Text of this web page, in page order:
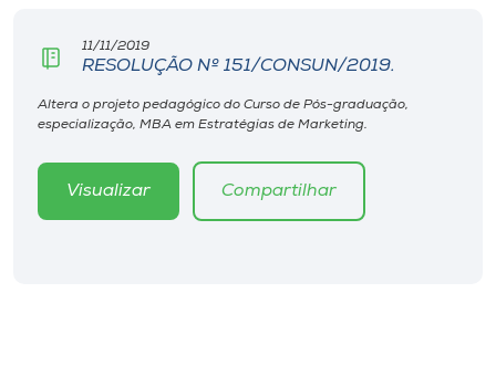
Rádio
11/11/2019
RESOLUÇÃO Nº 151/CONSUN/2019.
Altera o projeto pedagógico do Curso de Pós-graduação,
especialização, MBA em Estratégias de Marketing.
Visualizar Compartilhar